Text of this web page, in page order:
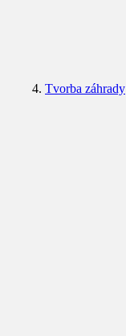
Tvorba záhrady